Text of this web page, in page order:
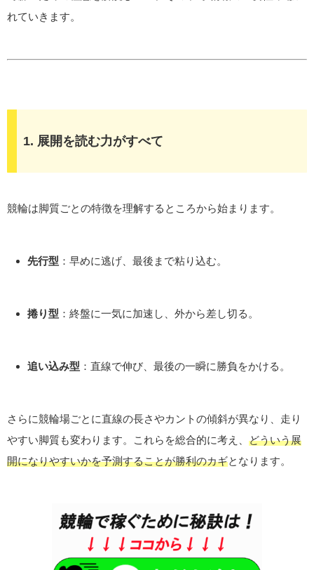
れていきます。
1. 展開を読む力がすべて
競輪は脚質ごとの特徴を理解するところから始まります。
先行型 ：早めに逃げ、最後まで粘り込む。
捲り型 ：終盤に一気に加速し、外から差し切る。
追い込み型 ：直線で伸び、最後の一瞬に勝負をかける。
さらに競輪場ごとに直線の長さやカントの傾斜が異なり、走り
やすい脚質も変わります。これらを総合的に考え、 どういう展
開になりやすいかを予測することが勝利のカギとなります。